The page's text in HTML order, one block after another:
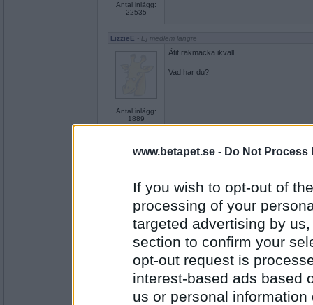
www.betapet.se - Do Not Process
If you wish to opt-out of
processing of your
targeted advertising by
section to confirm your
opt-out request is
interest-based ads based
us or personal
Antal inlägg:
22535
LizzieE - Ej medlem längre
Antal inlägg:
1889
Ätit räkmacka ikväll.
Vad har du?
8710
En hög med ren tvätt som blänger surt på
Vad har du?
Hälsat på min äldsta dotter med familj i
Vad har du?